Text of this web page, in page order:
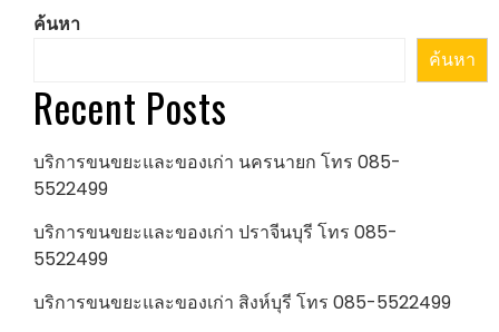
ค้นหา
ค้นหา
Recent Posts
บริการขนขยะและของเก่า นครนายก โทร 085-
5522499
บริการขนขยะและของเก่า ปราจีนบุรี โทร 085-
5522499
บริการขนขยะและของเก่า สิงห์บุรี โทร 085-5522499